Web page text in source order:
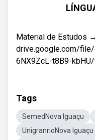
Material de Estudos →
drive.google.com/
6NX9ZcL-t8B9-
Tags
SemedNova Iguaçu
UnigranrioNova Iguaçu